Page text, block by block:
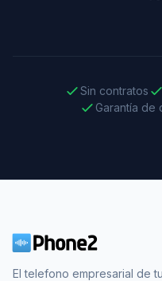
Sin contratos
Garantía de
El telefono empresarial de